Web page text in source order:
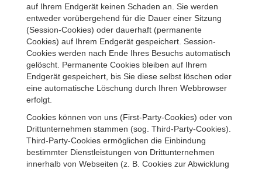
auf Ihrem Endgerät keinen Schaden an. Sie werden
entweder vorübergehend für die Dauer einer Sitzung
(Session-Cookies) oder dauerhaft (permanente
Cookies) auf Ihrem Endgerät gespeichert. Session-
Cookies werden nach Ende Ihres Besuchs automatisch
gelöscht. Permanente Cookies bleiben auf Ihrem
Endgerät gespeichert, bis Sie diese selbst löschen oder
eine automatische Löschung durch Ihren Webbrowser
erfolgt.
Cookies können von uns (First-Party-Cookies) oder von
Drittunternehmen stammen (sog. Third-Party-Cookies).
Third-Party-Cookies ermöglichen die Einbindung
bestimmter Dienstleistungen von Drittunternehmen
innerhalb von Webseiten (z. B. Cookies zur Abwicklung